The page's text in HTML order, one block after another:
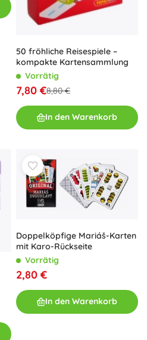
50 fröhliche Reisespiele –
kompakte Kartensammlung
Vorrätig
7,80 €8,80 €
In den Warenkorb
Doppelköpfige Mariáš-Karten
mit Karo-Rückseite
Vorrätig
2,80 €
In den Warenkorb